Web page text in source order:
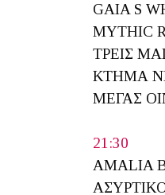
GAIA S
MYTHIC
ΤΡΕΙΣ
ΚΤΗΜΑ
ΜΕΓΑΣ
21:30
AMALIA